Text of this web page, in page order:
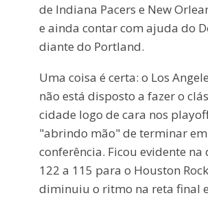
de Indiana Pacers e New
e ainda contar com ajuda do
diante do Portland.
Uma coisa é certa: o Los
não está disposto a fazer o
cidade logo de cara nos
"abrindo mão" de terminar
conferência. Ficou evidente
122 a 115 para o Houston
diminuiu o ritmo na reta final e